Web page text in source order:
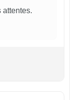
attentes.